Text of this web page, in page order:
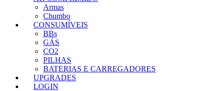
Armas
Chumbo
CONSUMÍVEIS
BBs
GÁS
CO2
PILHAS
BATERIAS E CARREGADORES
UPGRADES
LOGIN